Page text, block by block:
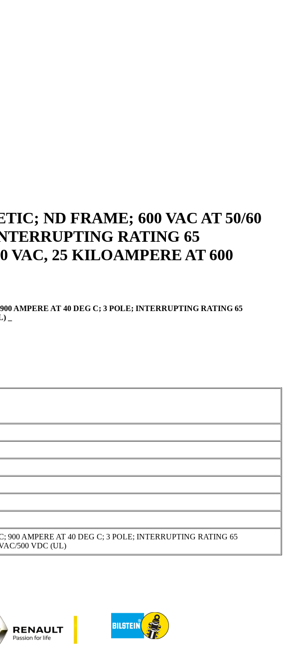
ND FRAME; 600 VAC AT 50/60
RATING 65
VAC, 25 KILOAMPERE AT 600
AMPERE AT 40 DEG C; 3 POLE; INTERRUPTING RATING 65
_
AMPERE AT 40 DEG C; 3 POLE; INTERRUPTING RATING 65
500 VDC (UL)